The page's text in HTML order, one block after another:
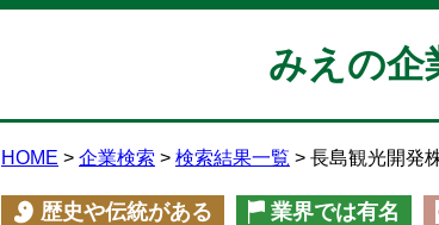
みえの企
HOME 企業検索 検索結果一覧 長島観光開発
歴史や伝統がある 業界では有名